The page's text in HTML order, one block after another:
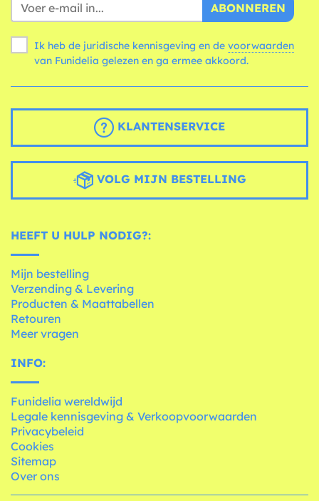
ABONNEREN
Ik heb de juridische kennisgeving en de voorwaarden
van Funidelia gelezen en ga ermee akkoord.
KLANTENSERVICE
VOLG MIJN BESTELLING
HEEFT U HULP NODIG?:
Mijn bestelling
Verzending & Levering
Producten & Maattabellen
Retouren
Meer vragen
INFO:
Funidelia wereldwijd
Legale kennisgeving & Verkoopvoorwaarden
Privacybeleid
Cookies
Sitemap
Over ons